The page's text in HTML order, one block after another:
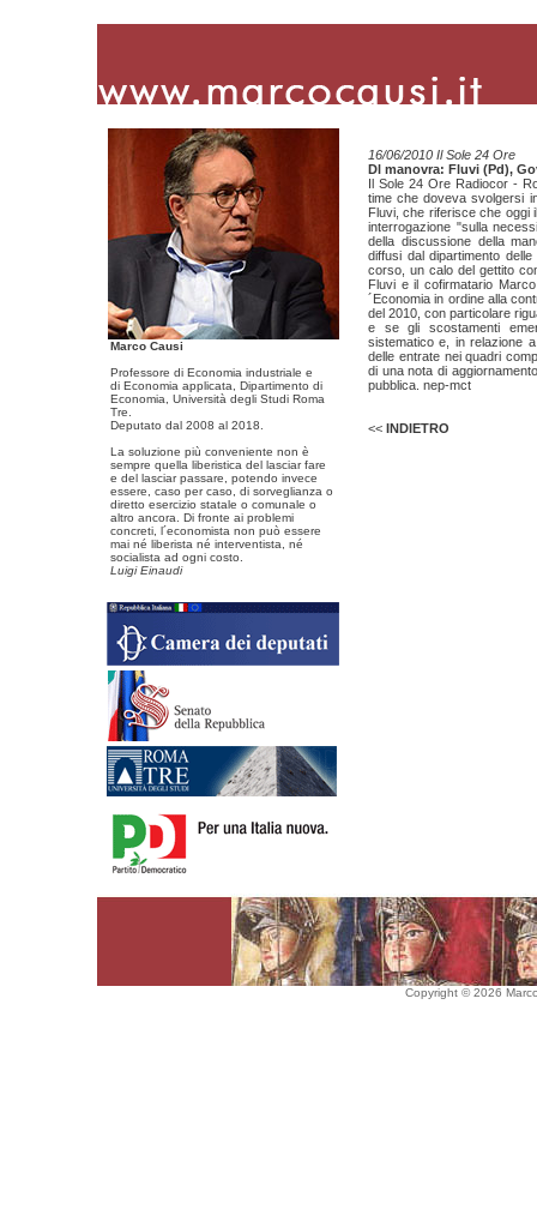
Marco Causi
Professore di Economia industriale e
di Economia applicata, Dipartimento di
Economia, Università degli Studi Roma
Tre.
Deputato dal 2008 al 2018.
La soluzione più conveniente non è
sempre quella liberistica del lasciar fare
e del lasciar passare, potendo invece
essere, caso per caso, di sorveglianza o
diretto esercizio statale o comunale o
altro ancora. Di fronte ai problemi
concreti, l´economista non può essere
mai né liberista né interventista, né
socialista ad ogni costo.
Luigi Einaudi
16/06/2010 Il Sole 24 Ore
Dl manovra: Fluvi (Pd),
Il Sole 24 Ore Radiocor -
time che doveva svolgersi
Fluvi, che riferisce che oggi
interrogazione "sulla
della discussione della
diffusi dal dipartimento
corso, un calo del gettito
Fluvi e il cofirmatario
´Economia in ordine alla
del 2010, con particolare
e se gli scostamenti
sistematico e, in relazione
delle entrate nei quadri
di una nota di
pubblica. nep-mct
<< INDIETRO
Copyright © 2026